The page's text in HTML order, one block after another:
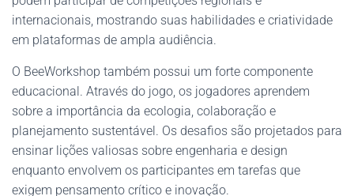
internacionais, mostrando suas habilidades e criatividade
em plataformas de ampla audiência.
O BeeWorkshop também possui um forte componente
educacional. Através do jogo, os jogadores aprendem
sobre a importância da ecologia, colaboração e
planejamento sustentável. Os desafios são projetados para
ensinar lições valiosas sobre engenharia e design
enquanto envolvem os participantes em tarefas que
exigem pensamento crítico e inovação.